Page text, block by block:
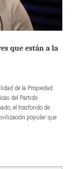
que están a la
de la Propiedad
del Partido
el trasfondo de
popular que